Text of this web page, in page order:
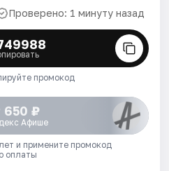
Проверено: 1 минуту назад
промокод
650 ₽
Афише
и примените промокод
оплаты